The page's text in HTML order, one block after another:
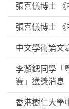
張喜儀博士 《
張喜儀博士
中文學術論文
李𪷿鍶同學「
賽」獲獎消息
香港樹仁大學